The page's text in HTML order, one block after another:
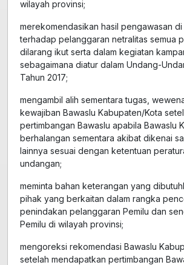
wilayah provinsi;
merekomendasikan hasil pengawasan
terhadap pelanggaran netralitas semua
dilarang ikut serta dalam kegiatan
sebagaimana diatur dalam Undang-
Tahun 2017;
mengambil alih sementara tugas,
kewajiban Bawaslu Kabupaten/Kota
pertimbangan Bawaslu apabila Bawaslu
berhalangan sementara akibat dikenai
lainnya sesuai dengan ketentuan
undangan;
meminta bahan keterangan yang
pihak yang berkaitan dalam rangka
penindakan pelanggaran Pemilu dan
Pemilu di wilayah provinsi;
mengoreksi rekomendasi Bawaslu
setelah mendapatkan pertimbangan